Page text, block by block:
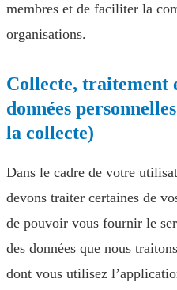
membres et de faciliter la
organisations.
Collecte, traitement
données
la collecte)
Dans le cadre de votre
devons traiter certaines de
de pouvoir vous fournir le
des données que nous
dont vous utilisez